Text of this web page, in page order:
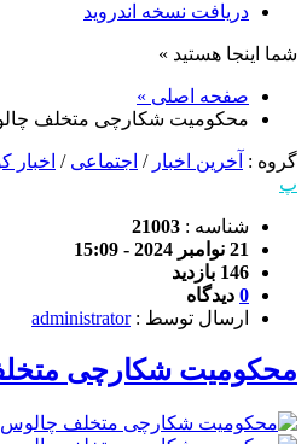
دریافت نسخه اندروید
شما اینجا هستید »
صفحه اصلی »
محکومیت شکارچی متخلف
گروه : آخرین اخبار / اجتماعی / اخبار
پ
شناسه : 21003
21 نوامبر 2024 - 15:09
146 بازدید
0 دیدگاه
ارسال توسط :administrator
محکومیت شکارچی